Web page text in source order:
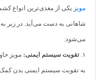
کمک به کنترل وزن:باعث
اشتها و وزن کمک می‌کند.
تأثیر مثبت بر سلامت قلب:
مفید است.
مویز یکی از مغذی‌ترین انواع
شاهانی به دست می‌آید. در زیر
می‌شود:
۱. تقویت سیستم ایمنی:
به تقویت سیستم ایمنی بدن کمک